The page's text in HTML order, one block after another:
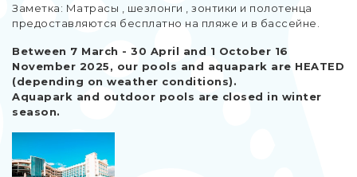
Заметка: Матрасы , шезлонги , зонтики и полотенца
предоставляются бесплатно на пляже и в бассейне.
Between 7 March - 30 April and 1 October 16
November 2025, our pools and aquapark are HEATED
(depending on weather conditions).
Aquapark and outdoor pools are closed in winter
season.